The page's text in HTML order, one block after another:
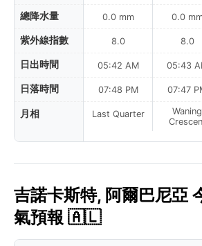
總降水量
紫外線指數
日出時間
日落時間
月相
0.0 mm
8.0
05:42 AM
07:48 PM
Last Quarter
0.0
8.0
05:43
07:47
Waning
吉諾卡斯特, 阿爾巴尼亞
氣預報 🇦🇱